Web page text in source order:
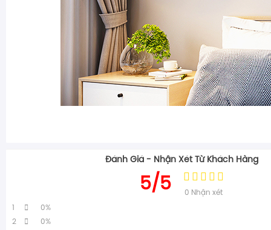
Đánh Giá - Nhận Xét Từ Khách Hàng
5/5 0 Nhận xét
1
0%
2
0%